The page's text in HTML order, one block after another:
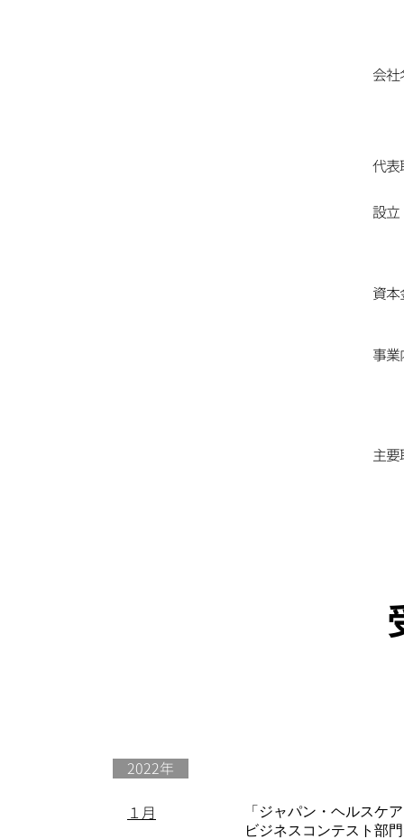
会
代表
設立
資
事
主
​ 2022年
１月
「ジャパン・ヘルスケ
ビジネスコンテスト部